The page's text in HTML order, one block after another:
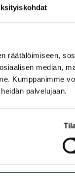
räätälöimiseen,
median,
Kumppanimme
palvelujaan.